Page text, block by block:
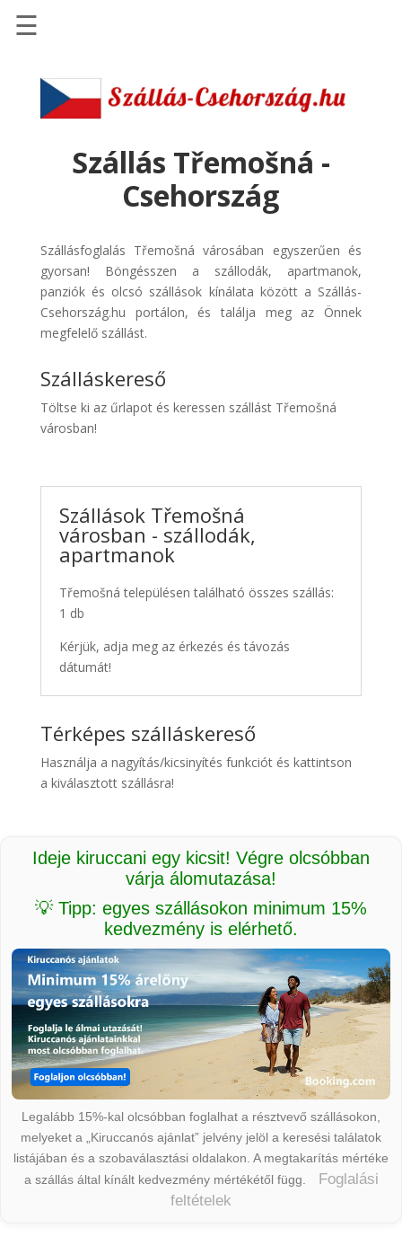
Szállások
Szállásinfo.eu
pénzvisszatérítéssel
Discover
Cars
Transzfer
Kiwi
Taxi
☰
Szállás Třemošná -
Csehország
Szállásfoglalás Třemošná városában egyszerűen és
gyorsan! Böngésszen a szállodák, apartmanok,
panziók és olcsó szállások kínálata között a Szállás-
Csehország.hu portálon, és találja meg az Önnek
megfelelő szállást.
Szálláskereső
Töltse ki az űrlapot és keressen szállást Třemošná
városban!
Szállások Třemošná
városban - szállodák,
apartmanok
Třemošná településen található összes szállás:
1 db
Kérjük, adja meg az érkezés és távozás
dátumát!
Térképes szálláskereső
Használja a nagyítás/kicsinyítés funkciót és kattintson
a kiválasztott szállásra!
Ideje kiruccani egy kicsit! Végre olcsóbban
várja álomutazása!
💡 Tipp: egyes szállásokon minimum 15%
kedvezmény is elérhető.
Legalább 15%-kal olcsóbban foglalhat a résztvevő szállásokon,
melyeket a „Kiruccanós ajánlat” jelvény jelöl a keresési találatok
listájában és a szobaválasztási oldalakon. A megtakarítás mértéke
a szállás által kínált kedvezmény mértékétől függ.
Foglalási
feltételek